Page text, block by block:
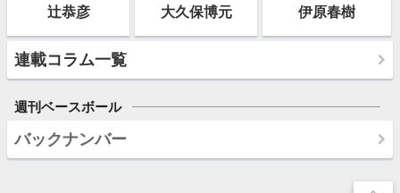
辻恭彦 大久保博元 伊原春樹
連載コラム一覧
週刊ベースボール
バックナンバー